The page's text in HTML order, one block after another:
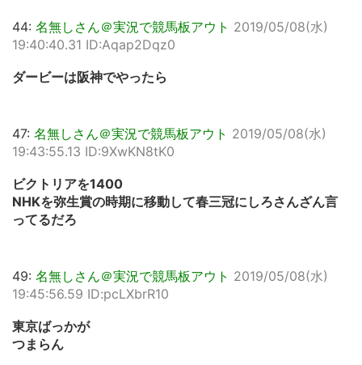
44: 名無しさん＠実況で競馬板アウト 2019/05/08(水)
19:40:40.31 ID:Aqap2Dqz0
ダービーは阪神でやったら
47: 名無しさん＠実況で競馬板アウト 2019/05/08(水)
19:43:55.13 ID:9XwKN8tK0
ビクトリアを1400
NHKを弥生賞の時期に移動して春三冠にしろさんざん言
ってるだろ
49: 名無しさん＠実況で競馬板アウト 2019/05/08(水)
19:45:56.59 ID:pcLXbrR10
東京ばっかが
つまらん